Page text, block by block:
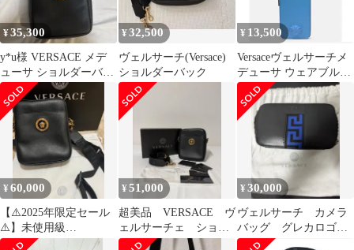
¥35,300
y*u様 VERSACE メデ
ューサ ショルダーバッ
グ
¥32,500
ヴェルサーチ(Versace)
ショルダーバック
¥ 13,500
Versaceヴェルサーチメ
デューサ ウェアブルポ
ーチ ショルダーバッ
グ
¥60,000
【⚠️2025年限定セール
⚠️】未使用級
✨VERSACE ショルダ
¥51,000
超美品 VERSACE ヴ
ェルサーチェ ショル
ダーバッグ メデュー
¥30,000
ヴェルサーチ カメラ
バッグ グレカロゴ
ショルダーバッグ ブ